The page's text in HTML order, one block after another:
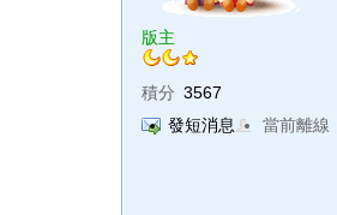
版主
積分 3567
發短消息
當前離線